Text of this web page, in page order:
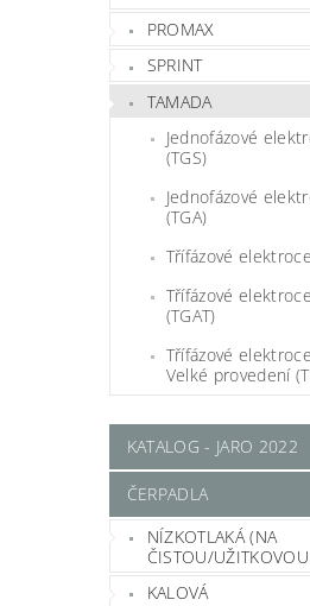
PROMAX
SPRINT
TAMADA
Jednofázové
(TGS)
Jednofázové
(TGA)
Třífázové
Třífázové
(TGAT)
Třífázové
Velké provedení
KATALOG - JARO 2022
ČERPADLA
NÍZKOTLAKÁ (NA
ČISTOU/
KALOVÁ